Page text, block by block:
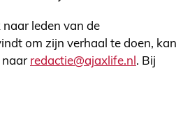
leden van de
om zijn verhaal te doen, kan
naar redactie@ajaxlife.nl. Bij